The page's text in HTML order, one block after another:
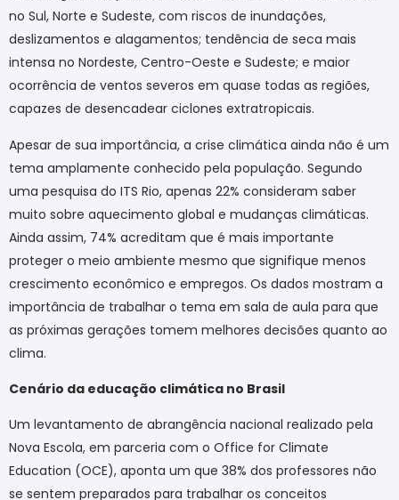
no Sul, Norte e Sudeste, com riscos de inundações,
deslizamentos e alagamentos; tendência de seca mais
intensa no Nordeste, Centro-Oeste e Sudeste; e maior
ocorrência de ventos severos em quase todas as regiões,
capazes de desencadear ciclones extratropicais.
Apesar de sua importância, a crise climática ainda não é um
tema amplamente conhecido pela população. Segundo
uma pesquisa do ITS Rio, apenas 22% consideram saber
muito sobre aquecimento global e mudanças climáticas.
Ainda assim, 74% acreditam que é mais importante
proteger o meio ambiente mesmo que signifique menos
crescimento econômico e empregos. Os dados mostram a
importância de trabalhar o tema em sala de aula para que
as próximas gerações tomem melhores decisões quanto ao
clima.
Cenário da educação climática no Brasil
Um levantamento de abrangência nacional realizado pela
Nova Escola, em parceria com o Office for Climate
Education (OCE), aponta um que 38% dos professores não
se sentem preparados para trabalhar os conceitos